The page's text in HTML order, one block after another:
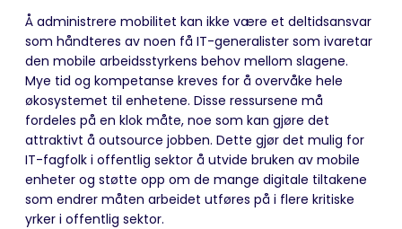
Å administrere mobilitet kan ikke være et deltidsansvar
som håndteres av noen få IT-generalister som ivaretar
den mobile arbeidsstyrkens behov mellom slagene.
Mye tid og kompetanse kreves for å overvåke hele
økosystemet til enhetene. Disse ressursene må
fordeles på en klok måte, noe som kan gjøre det
attraktivt å outsource jobben. Dette gjør det mulig for
IT-fagfolk i offentlig sektor å utvide bruken av mobile
enheter og støtte opp om de mange digitale tiltakene
som endrer måten arbeidet utføres på i flere kritiske
yrker i offentlig sektor.